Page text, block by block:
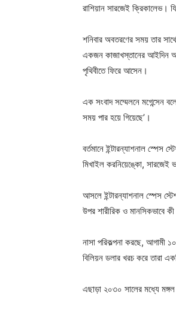
রাশিয়ান সারজেই ক্রিকালেভ।
শনিবার অবতরণের সময় তার
একজন কাজাখস্তানের আইদিন
পৃথিবীতে ফিরে আসেন।
এক সংবাদ সম্মেলনে মগেন্সেন
সময় পার হয়ে গিয়েছে’।
বর্তমানে ইন্টারন্যাশনাল স্পেস
মিখাইল করনিয়েঙ্কো,
আসলে ইন্টারন্যাশনাল স্পেস
উপর শারীরিক ও মানসিকভাবে
নাসা পরিকল্পনা করছে, আগামী
বিলিয়ন ডলার খরচ করে তারা
এছাড়া ২০৩০ সালের মধ্যে মঙ্গল